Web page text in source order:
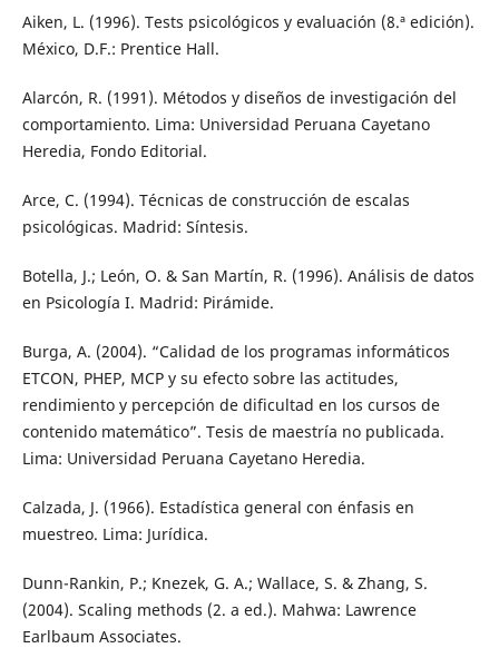
Aiken, L. (1996). Tests psicológicos y evaluación (8.ª edición).
México, D.F.: Prentice Hall.
Alarcón, R. (1991). Métodos y diseños de investigación del
comportamiento. Lima: Universidad Peruana Cayetano
Heredia, Fondo Editorial.
Arce, C. (1994). Técnicas de construcción de escalas
psicológicas. Madrid: Síntesis.
Botella, J.; León, O. & San Martín, R. (1996). Análisis de datos
en Psicología I. Madrid: Pirámide.
Burga, A. (2004). “Calidad de los programas informáticos
ETCON, PHEP, MCP y su efecto sobre las actitudes,
rendimiento y percepción de dificultad en los cursos de
contenido matemático”. Tesis de maestría no publicada.
Lima: Universidad Peruana Cayetano Heredia.
Calzada, J. (1966). Estadística general con énfasis en
muestreo. Lima: Jurídica.
Dunn-Rankin, P.; Knezek, G. A.; Wallace, S. & Zhang, S.
(2004). Scaling methods (2. a ed.). Mahwa: Lawrence
Earlbaum Associates.